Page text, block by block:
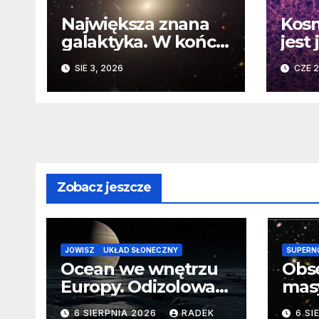
Największa znana
galaktyka. W końcu
poznaliśmy jej
faktyczne wymiary
SIE 3, 2026
jest
CZE
Zobacz jeszcze
JOWISZ UKŁAD SŁONECZNY
Ocean we wnętrzu
Europy. Odizolowani
przez lodową
6 SIERPNIA 2026 RADEK
od
6